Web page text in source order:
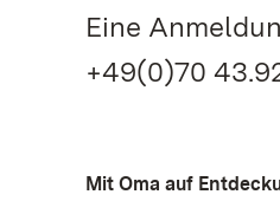
Eine
+49(0)70
Mit Oma auf